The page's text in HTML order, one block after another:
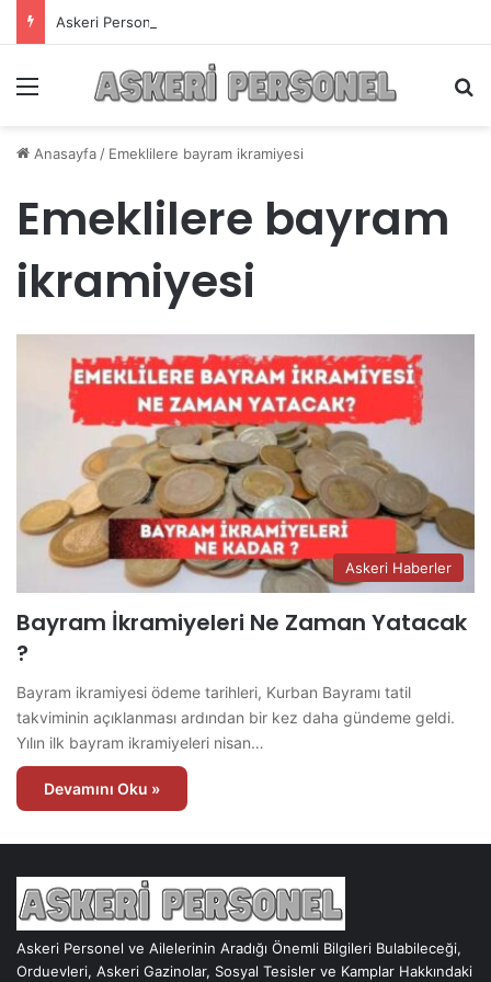
Askeri Personelin Güncel Haber ve Bilgi Sitesi.
Anasayfa / Emeklilere bayram ikramiyesi
Emeklilere bayram
ikramiyesi
Askeri Haberler
Bayram İkramiyeleri Ne Zaman Yatacak
?
Bayram ikramiyesi ödeme tarihleri, Kurban Bayramı tatil
takviminin açıklanması ardından bir kez daha gündeme geldi.
Yılın ilk bayram ikramiyeleri nisan…
Devamını Oku »
Askeri Personel ve Ailelerinin Aradığı Önemli Bilgileri Bulabileceği,
Orduevleri, Askeri Gazinolar, Sosyal Tesisler ve Kamplar Hakkındaki